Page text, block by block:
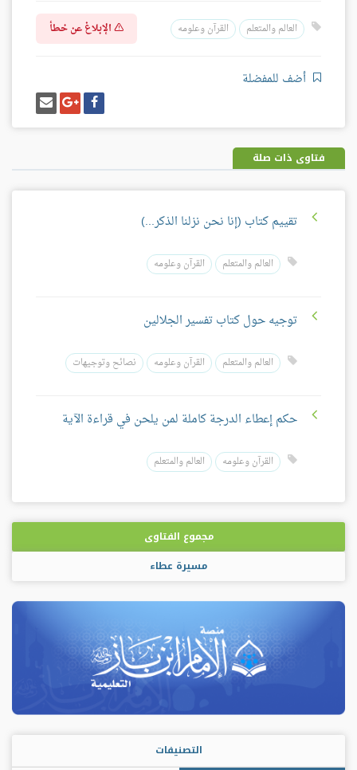
العالم والمتعلم القرآن وعلومه الإبلاغ عن خطأ
أضف للمفضلة
شارك
على
فيسبوك
شارك
على
غوغل
بلس
إرسل
إيميل
فتاوى ذات صلة
تقييم كتاب (إنا نحن نزلنا الذكر...)
العالم والمتعلم القرآن وعلومه
توجيه حول كتاب تفسير الجلالين
العالم والمتعلم القرآن وعلومه نصائح وتوجيهات
حكم إعطاء الدرجة كاملة لمن يلحن في قراءة الآية
القرآن وعلومه العالم والمتعلم
مجموع الفتاوى
مسيرة عطاء
التصنيفات